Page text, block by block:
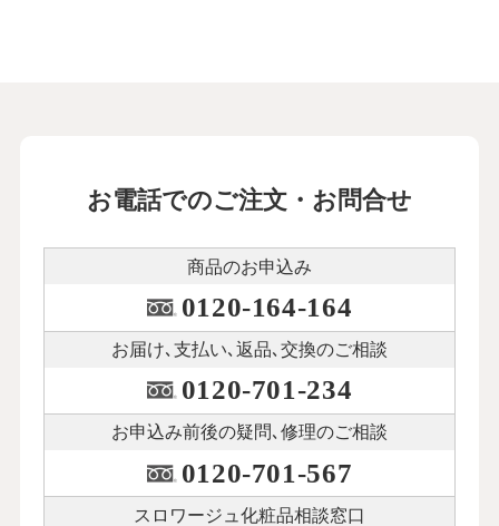
お電話でのご注文・お問合せ
商品のお申込み
0120-164-164
お届け､支払い､ 返品､交換のご相談
0120-701-234
お申込み前後の疑問､修理のご相談
0120-701-567
スロワージュ化粧品相談窓口